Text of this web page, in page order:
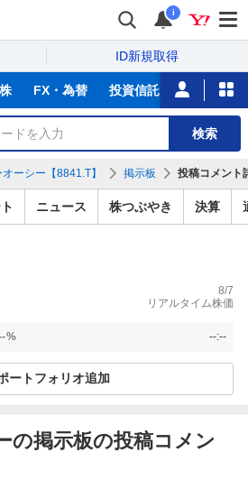
i
ID新規取得
FX・為替 投資信託 ニュース
検索
ーシー【8841.T】 掲示板 投稿コメント
ニュース 株つぶやき 決算
8/7
リアルタイム株価
% --:--
ートフォリオ追加
の掲示板の投稿コメン